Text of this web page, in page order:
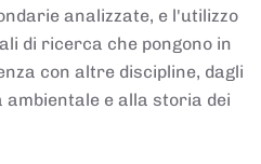
analizzate, e l'utilizzo
di ricerca che pongono in
con altre discipline, dagli
e alla storia dei